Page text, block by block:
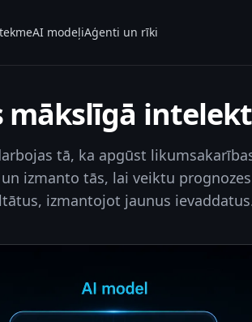
AI modeļiAģenti un rīki
mākslīgā
tā, ka apgūst
izmanto tās, lai veiktu
izmantojot jaunus